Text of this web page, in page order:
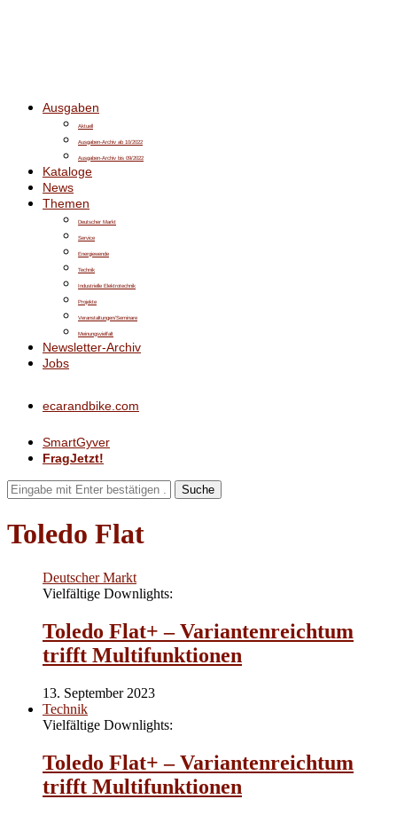
Ausgaben
Aktuell
Ausgaben-Archiv ab 10/2022
Ausgaben-Archiv bis 09/2022
Kataloge
News
Themen
Deutscher Markt
Service
Energiewende
Technik
Industrielle Elektrotechnik
Projekte
Veranstaltungen/Seminare
Meinungsvielfalt
Newsletter-Archiv
Jobs
ecarandbike.com
SmartGyver
FragJetzt!
Suche
Toledo Flat
Deutscher Markt
Vielfältige Downlights:
Toledo Flat+ – Variantenreichtum
trifft Multifunktionen
13. September 2023
Technik
Vielfältige Downlights:
Toledo Flat+ – Variantenreichtum
trifft Multifunktionen